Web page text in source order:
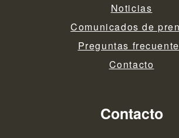
Noticias
Comunicados de
Preguntas
Contacto
Contacto